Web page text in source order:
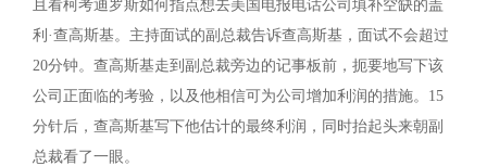
且看柯考迪罗斯如何指点想去美国电报电话公司填补空缺的盖
利·查高斯基。主持面试的副总裁告诉查高斯基，面试不会超过
20分钟。查高斯基走到副总裁旁边的记事板前，扼要地写下该
公司正面临的考验，以及他相信可为公司增加利润的措施。15
分针后，查高斯基写下他估计的最终利润，同时抬起头来朝副
总裁看了一眼。